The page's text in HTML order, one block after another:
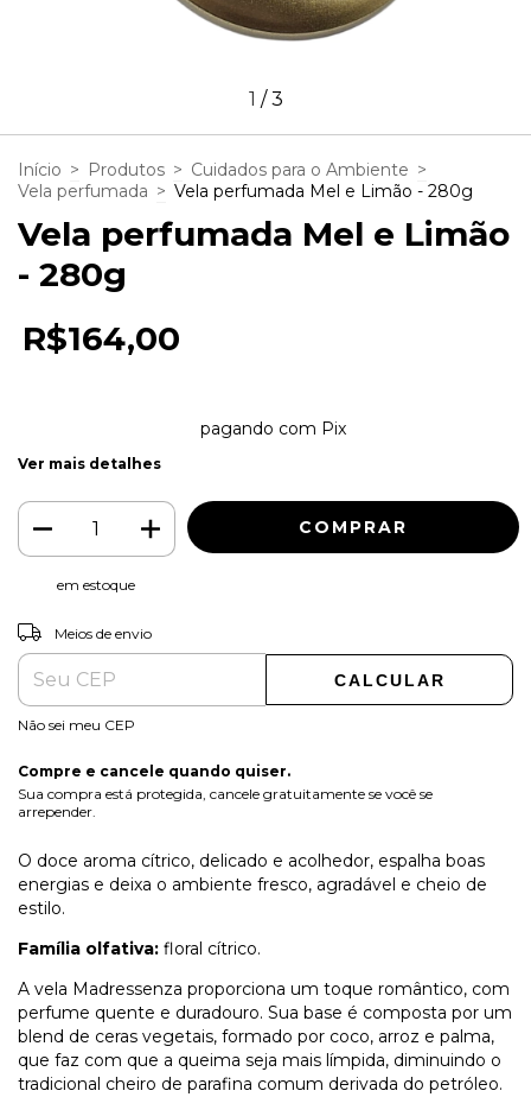
1 /3
Início > Produtos > Cuidados para o Ambiente >
Vela perfumada > Vela perfumada Mel e Limão - 280g
Vela perfumada Mel e Limão
- 280g
R$164,00
pagando com Pix
Ver mais detalhes
em estoque
Entregas para o CEP:
Meios de envio
CALCULAR
Não sei meu CEP
Compre e cancele quando quiser.
Sua compra está protegida, cancele gratuitamente se você se
arrepender.
O doce aroma cítrico, delicado e acolhedor, espalha boas
energias e deixa o ambiente fresco, agradável e cheio de
estilo.
Família olfativa: floral cítrico.
A vela Madressenza proporciona um toque romântico, com
perfume quente e duradouro. Sua base é composta por um
blend de ceras vegetais, formado por coco, arroz e palma,
que faz com que a queima seja mais límpida, diminuindo o
tradicional cheiro de parafina comum derivada do petróleo.